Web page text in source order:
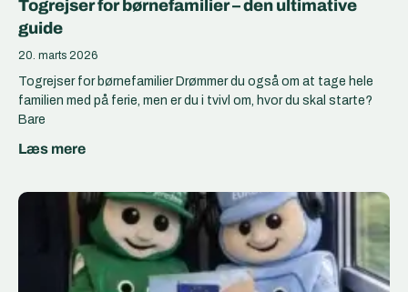
Togrejser for børnefamilier – den ultimative
guide
20. marts 2026
Togrejser for børnefamilier Drømmer du også om at tage hele
familien med på ferie, men er du i tvivl om, hvor du skal starte?
Bare
Læs mere